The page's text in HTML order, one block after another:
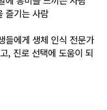
즐기는 사람
들에게 생체 인식 전문가
, 진로 선택에 도움이 되